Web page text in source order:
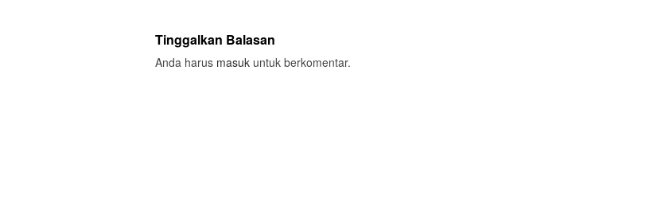
Tinggalkan Balasan
Anda harus masuk untuk berkomentar.